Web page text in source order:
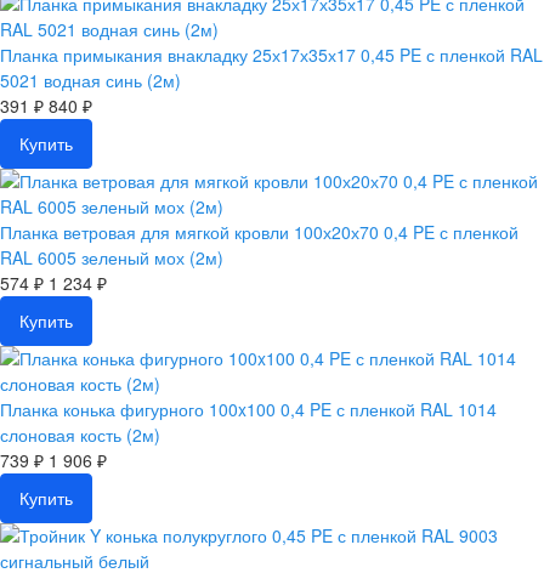
Планка примыкания внакладку 25х17х35х17 0,45 PE с пленкой RAL
5021 водная синь (2м)
391 ₽ 840 ₽
Купить
Планка ветровая для мягкой кровли 100х20х70 0,4 PE с пленкой
RAL 6005 зеленый мох (2м)
574 ₽ 1 234 ₽
Купить
Планка конька фигурного 100x100 0,4 PE с пленкой RAL 1014
слоновая кость (2м)
739 ₽ 1 906 ₽
Купить